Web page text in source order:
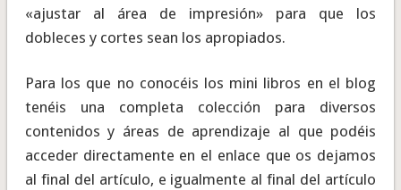
«ajustar al área de impresión» para que los
dobleces y cortes sean los apropiados.
Para los que no conocéis los mini libros en el blog
tenéis una completa colección para diversos
contenidos y áreas de aprendizaje al que podéis
acceder directamente en el enlace que os dejamos
al final del artículo, e igualmente al final del artículo